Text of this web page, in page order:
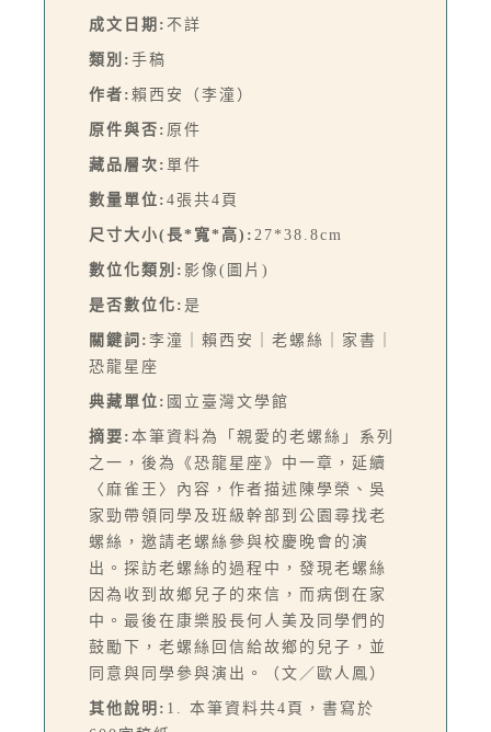
成文日期: 不詳
類別: 手稿
作者: 賴西安（李潼）
原件與否: 原件
藏品層次: 單件
數量單位: 4張共4頁
尺寸大小(長*寬*高): 27*38.8cm
數位化類別: 影像(圖片)
是否數位化: 是
關鍵詞: 李潼｜賴西安｜老螺絲｜家書｜
恐龍星座
典藏單位: 國立臺灣文學館
摘要: 本筆資料為「親愛的老螺絲」系列
之一，後為《恐龍星座》中一章，延續
〈麻雀王〉內容，作者描述陳學榮、吳
家勁帶領同學及班級幹部到公園尋找老
螺絲，邀請老螺絲參與校慶晚會的演
出。探訪老螺絲的過程中，發現老螺絲
因為收到故鄉兒子的來信，而病倒在家
中。最後在康樂股長何人美及同學們的
鼓勵下，老螺絲回信給故鄉的兒子，並
同意與同學參與演出。（文／歐人鳳）
其他說明: 1. 本筆資料共4頁，書寫於